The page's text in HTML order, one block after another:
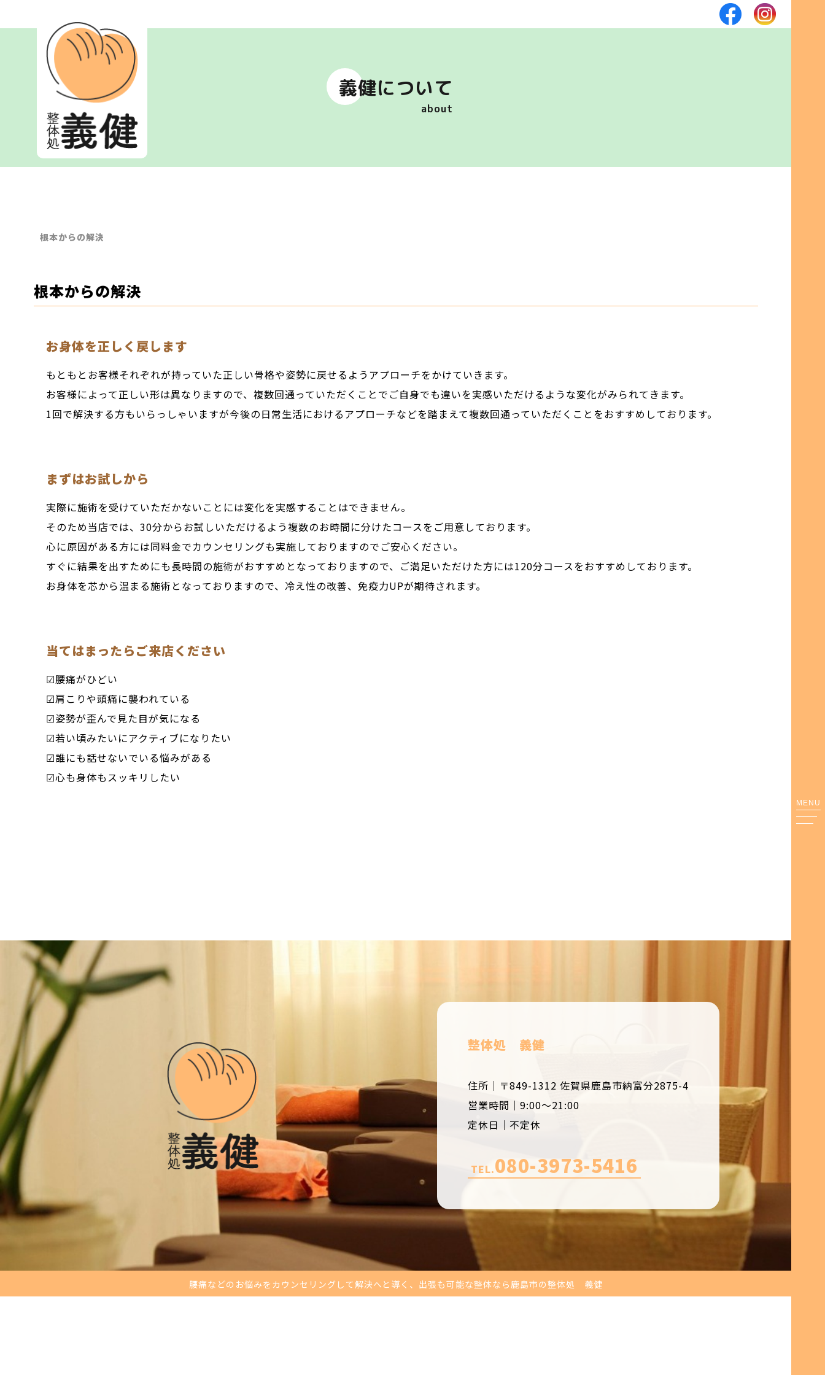
義健について
about
根本からの解決
根本からの解決
お身体を正しく戻します
もともとお客様それぞれが持っていた正しい骨格や姿勢に戻せるようアプローチをかけていきます。
お客様によって正しい形は異なりますので、複数回通っていただくことでご自身でも違いを実感いただけるような変化がみられてきます。
1回で解決する方もいらっしゃいますが今後の日常生活におけるアプローチなどを踏まえて複数回通っていただくことをおすすめしております。
まずはお試しから
実際に施術を受けていただかないことには変化を実感することはできません。
そのため当店では、30分からお試しいただけるよう複数のお時間に分けたコースをご用意しております。
心に原因がある方には同料金でカウンセリングも実施しておりますのでご安心ください。
すぐに結果を出すためにも長時間の施術がおすすめとなっておりますので、ご満足いただけた方には120分コースをおすすめしております。
お身体を芯から温まる施術となっておりますので、冷え性の改善、免疫力UPが期待されます。
当てはまったらご来店ください
☑腰痛がひどい
☑肩こりや頭痛に襲われている
☑姿勢が歪んで見た目が気になる
☑若い頃みたいにアクティブになりたい
☑誰にも話せないでいる悩みがある
☑心も身体もスッキリしたい
整体処 義健
住所｜〒849-1312 佐賀県鹿島市納富分2875-4
営業時間｜9:00～21:00
定休日｜不定休
TEL.080-3973-5416
腰痛などのお悩みをカウンセリングして解決へと導く、出張も可能な整体なら鹿島市の整体処 義健
MENU